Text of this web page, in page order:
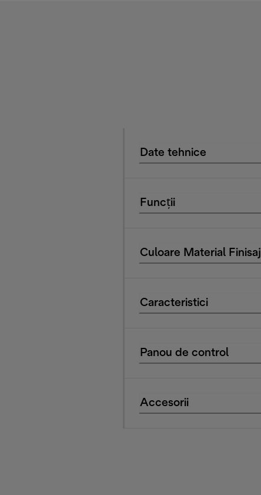
Date tehnice
Funcții
Culoare Material Finisaj
Caracteristici
Panou de control
Accesorii